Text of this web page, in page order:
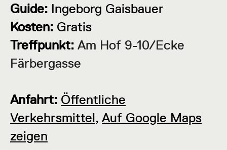
Guide: Ingeborg Gaisbauer
Kosten: Gratis
Treffpunkt: Am Hof 9-10/Ecke
Färbergasse
Anfahrt: Öffentliche
Verkehrsmittel, Auf Google Maps
zeigen